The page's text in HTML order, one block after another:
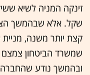
שקל. אלא שבהמשך
קצת יותר משנה,
ובהמשך נודע שהחברה